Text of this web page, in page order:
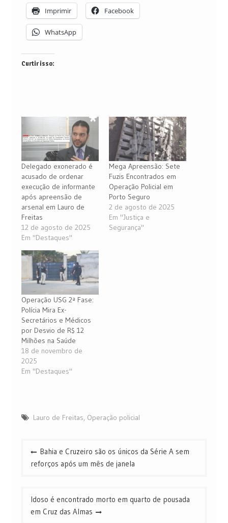
Imprimir Facebook
WhatsApp
Curtir isso:
Delegado exonerado é
acusado de ordenar
execução de informante
após apreensão de
arsenal em Lauro de
Freitas
12 de agosto de 2025
Em "Destaques"
Mega Apreensão: Sete
Fuzis Encontrados em
Operação Policial em
Porto Seguro
2 de agosto de 2025
Em "Justiça e
Segurança"
Operação USG 2ª Fase:
Polícia Mira Ex-
Secretários e Médicos
por Desvio de R$ 12
Milhões na Saúde
18 de novembro de
2025
Em "Destaques"
Lauro de Freitas, Operação policial
Navegação
de
Bahia e Cruzeiro são os únicos da Série A sem
reforços após um mês de janela
Idoso é encontrado morto em quarto de pousada
em Cruz das Almas